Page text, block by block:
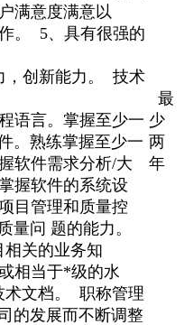
满意度满意以
。 5、具有很强的
，创新能力。 技术
语言。掌握至少一
。熟练掌握至少一
软件需求分析/大
握软件的系统设
目管理和质量控
量问 题的能力。
相关的业务知
相当于*级的水
术文档。 职称管理
的发展而不断调整
最
少
两
年